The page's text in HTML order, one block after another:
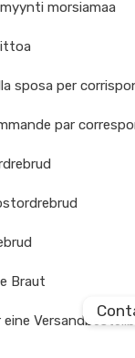
morsiamaa
sposa per
par
Braut
eine